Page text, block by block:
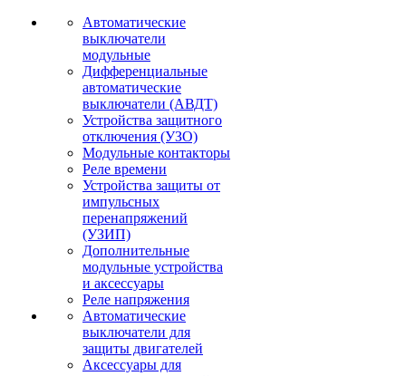
Автоматические
выключатели
модульные
Дифференциальные
автоматические
выключатели (АВДТ)
Устройства защитного
отключения (УЗО)
Модульные контакторы
Реле времени
Устройства защиты от
импульсных
перенапряжений
(УЗИП)
Дополнительные
модульные устройства
и аксессуары
Реле напряжения
Автоматические
выключатели для
защиты двигателей
Аксессуары для